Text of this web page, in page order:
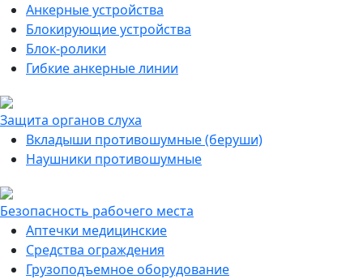
Анкерные устройства
Блокирующие устройства
Блок-ролики
Гибкие анкерные линии
Защита органов слуха
Вкладыши противошумные (беруши)
Наушники противошумные
Безопасность рабочего места
Аптечки медицинские
Средства ограждения
Грузоподъемное оборудование